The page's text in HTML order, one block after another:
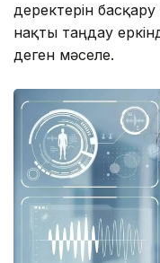
деректерін
нақты таңдау
деген мәселе.